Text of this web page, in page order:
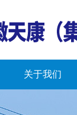
关于我们